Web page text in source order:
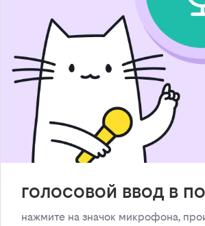
голосовой ввод в
нажмите на значок микрофона,